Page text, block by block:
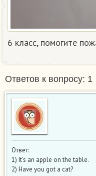
6 класс, помогите
Ответов к вопросу: 1
Ответ:
1) It’s an apple on the table.
2) Have you got a cat?